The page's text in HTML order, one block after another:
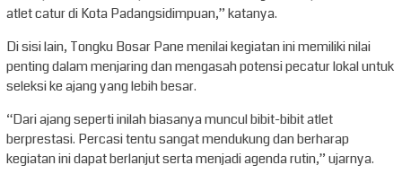
atlet catur di Kota Padangsidimpuan,” katanya.
Di sisi lain, Tongku Bosar Pane menilai kegiatan ini memiliki nilai
penting dalam menjaring dan mengasah potensi pecatur lokal untuk
seleksi ke ajang yang lebih besar.
“Dari ajang seperti inilah biasanya muncul bibit-bibit atlet
berprestasi. Percasi tentu sangat mendukung dan berharap
kegiatan ini dapat berlanjut serta menjadi agenda rutin,” ujarnya.